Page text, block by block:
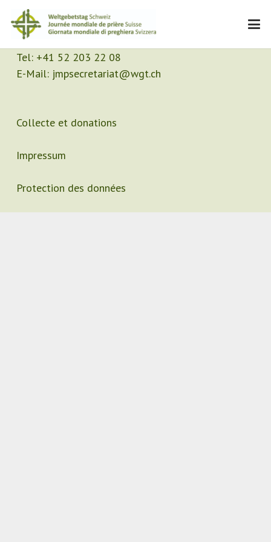
Contact
Secrétariat
Tel: +41 52 203 22 08
E-Mail: jmpsecretariat@wgt.ch
Collecte et donations
Impressum
Protection des données